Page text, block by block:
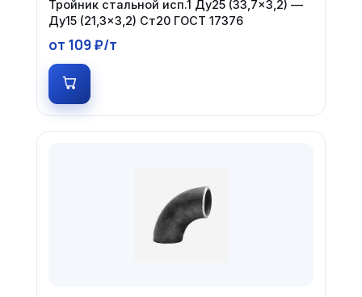
Тройник стальной исп.1 Ду25 (33,7×3,2) —
Ду15 (21,3×3,2) Ст20 ГОСТ 17376
от 109 ₽/т